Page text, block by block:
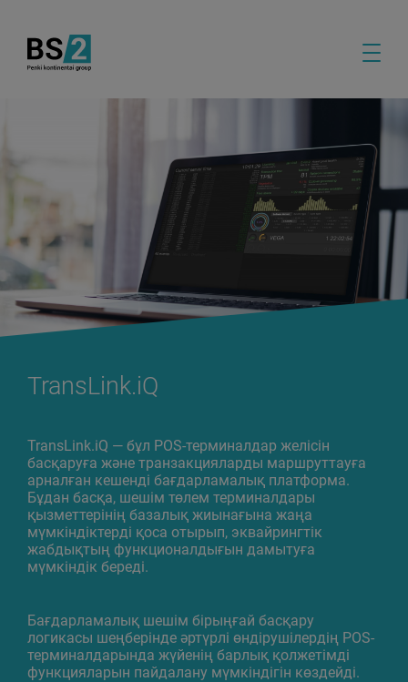
TransLink.iQ
TransLink.iQ — бұл POS-терминалдар желісін
басқаруға және транзакцияларды маршруттауға
арналған кешенді бағдарламалық платформа.
Бұдан басқа, шешім төлем терминалдары
қызметтерінің базалық жиынағына жаңа
мүмкіндіктерді қоса отырып, эквайрингтік
жабдықтың функционалдығын дамытуға
мүмкіндік береді.
Бағдарламалық шешім бірыңғай басқару
логикасы шеңберінде әртүрлі өндірушілердің POS-
терминалдарында жүйенің барлық қолжетімді
функцияларын пайдалану мүмкіндігін көздейді.